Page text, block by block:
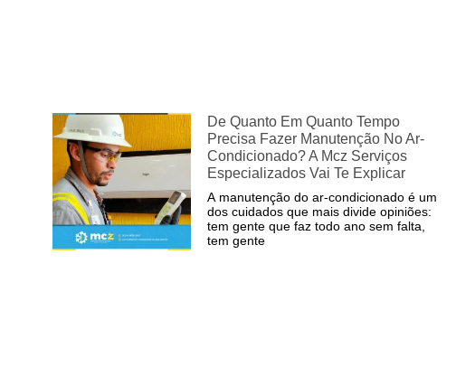
De Quanto Em Quanto Tempo
Precisa Fazer Manutenção No Ar-
Condicionado? A Mcz Serviços
Especializados Vai Te Explicar
A manutenção do ar-condicionado é um
dos cuidados que mais divide opiniões:
tem gente que faz todo ano sem falta,
tem gente